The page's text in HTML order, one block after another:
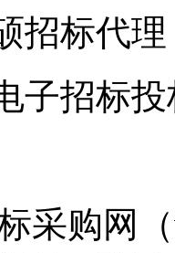
招标代
子招标
采购网